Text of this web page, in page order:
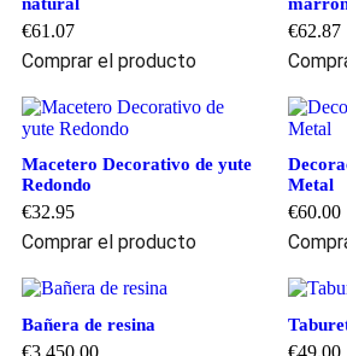
€61.07
Comprar el producto
€62.87
Macetero Decorativo de yute
Redondo
€32.95
Comprar el producto
Metal
€60.00
Bañera de resina
€3,450.00 €49.00